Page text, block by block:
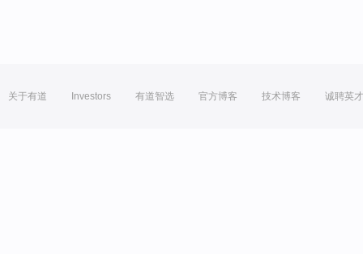
关于有道 Investors 有道智选 官方博客 技术博客 诚聘英才